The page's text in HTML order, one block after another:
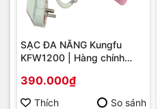
SẠC ĐA NĂNG Kungfu
KFW1200 | Hàng chính
390.000₫
Thích So sánh